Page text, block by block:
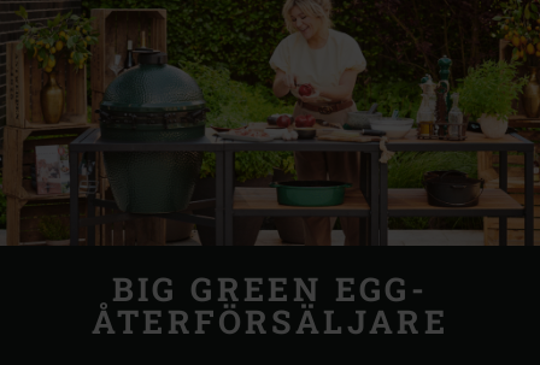
BIG GREEN EGG-
ÅTERFÖRSÄLJARE